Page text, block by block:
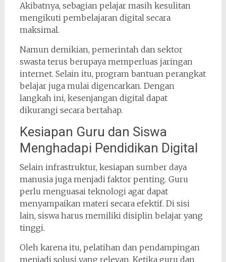
Akibatnya, sebagian pelajar masih kesulitan
mengikuti pembelajaran digital secara
maksimal.
Namun demikian, pemerintah dan sektor
swasta terus berupaya memperluas jaringan
internet. Selain itu, program bantuan perangkat
belajar juga mulai digencarkan. Dengan
langkah ini, kesenjangan digital dapat
dikurangi secara bertahap.
Kesiapan Guru dan Siswa
Menghadapi Pendidikan Digital
Selain infrastruktur, kesiapan sumber daya
manusia juga menjadi faktor penting. Guru
perlu menguasai teknologi agar dapat
menyampaikan materi secara efektif. Di sisi
lain, siswa harus memiliki disiplin belajar yang
tinggi.
Oleh karena itu, pelatihan dan pendampingan
menjadi solusi yang relevan. Ketika guru dan